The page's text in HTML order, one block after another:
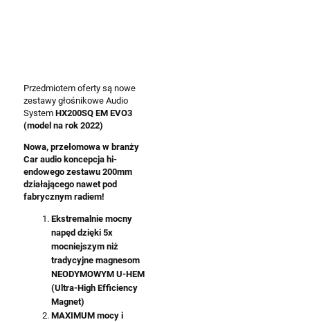
Przedmiotem oferty są nowe
zestawy głośnikowe Audio
System HX200SQ EM EVO3
(model na rok 2022)
Nowa, przełomowa w branży
Car audio koncepcja hi-
endowego zestawu 200mm
działającego nawet pod
fabrycznym radiem!
Ekstremalnie mocny
napęd dzięki 5x
mocniejszym niż
tradycyjne magnesom
NEODYMOWYM U-HEM
(Ultra-High Efficiency
Magnet)
MAXIMUM mocy i